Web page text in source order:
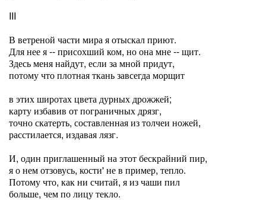
III
В ветреной части мира я отыскал приют.
Для нее я -- присохший ком, но она мне -- щит.
Здесь меня найдут, если за мной придут,
потому что плотная ткань завсегда морщит
в этих широтах цвета дурных дрожжей;
карту избавив от пограничных дрязг,
точно скатерть, составленная из толчеи ножей,
расстилается, издавая лязг.
И, один приглашенный на этот бескрайний пир,
я о нем отзовусь, кости' не в пример, тепло.
Потому что, как ни считай, я из чаши пил
больше, чем по лицу текло.